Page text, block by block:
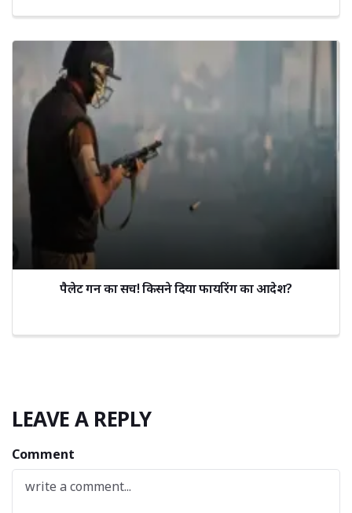
पैलेट गन का सच! किसने दिया फायरिंग का आदेश?
LEAVE A REPLY
Comment